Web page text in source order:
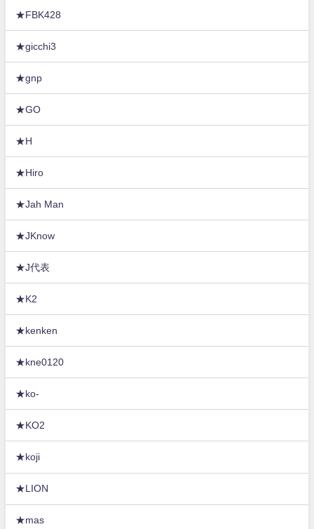
★FBK428
★gicchi3
★gnp
★GO
★H
★Hiro
★Jah Man
★JKnow
★J代表
★K2
★kenken
★kne0120
★ko-
★KO2
★koji
★LION
★mas